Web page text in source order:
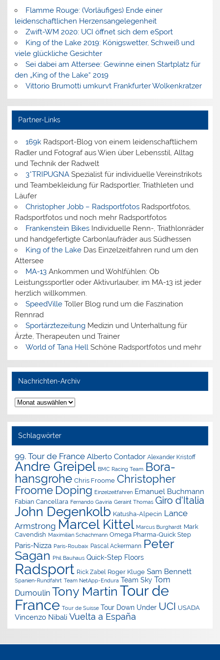
Flamme Rouge: (Vorläufiges) Ende einer
leidenschaftlichen Herzensangelegenheit
Zwift-WM 2020: UCI öffnet sich dem eSport
King of the Lake 2019: Königswetter, Schweiß und
viele glückliche Gesichter
Sei dabei am Attersee: Gewinne einen Startplatz für
den „King of the Lake“ 2019
Vittorio Brumotti umkurvt Frankfurter Wolkenkratzer
Partner-Links
169kRadsport-Blog von einem leidenschaftlichem
Radler und Fotograf aus Wien über Lebensstil, Alltag
und Technik der Radwelt
3*TRIPUGNASpezialist für individuelle Vereinstrikots
und Teambekleidung für Radsportler, Triathleten und
Läufer
Christopher Jobb – RadsportfotosRadsportfotos,
Radsportfotos und noch mehr Radsportfotos
Frankenstein BikesIndividuelle Renn-, Triathlonräder
und handgefertigte Carbonlaufräder aus Südhessen
King of the LakeDas Einzelzeitfahren rund um den
Attersee
MA-13Ankommen und Wohlfühlen: Ob
Leistungssportler oder Aktivurlauber, im MA-13 ist jeder
herzlich willkommen.
SpeedVilleToller Blog rund um die Faszination
Rennrad
SportärztezeitungMedizin und Unterhaltung für
Ärzte, Therapeuten und Trainer
World of Tana HellSchöne Radsportfotos und mehr
Nachrichten-Archiv
Nachrichten-
Archiv
Schlagwörter
99. Tour de France Alberto Contador Alexander Kristoff
Andre Greipel BMC Racing Team Bora-
hansgrohe Chris Froome Christopher
Froome Doping Einzelzeitfahren Emanuel Buchmann
Fabian Cancellara Fernando Gaviria Geraint Thomas Giro d'Italia
John Degenkolb Katusha-Alpecin Lance
Armstrong Marcel Kittel Marcus Burghardt Mark
Cavendish Maximilian Schachmann Omega Pharma-Quick Step
Paris-Nizza Paris-Roubaix Pascal Ackermann Peter
Sagan Phil Bauhaus Quick-Step Floors
Radsport Rick Zabel Roger Kluge Sam Bennett
Spanien-Rundfahrt Team NetApp-Endura Team Sky Tom
Dumoulin Tony Martin Tour de
France Tour de Suisse Tour Down Under UCI USADA
Vincenzo Nibali Vuelta a España